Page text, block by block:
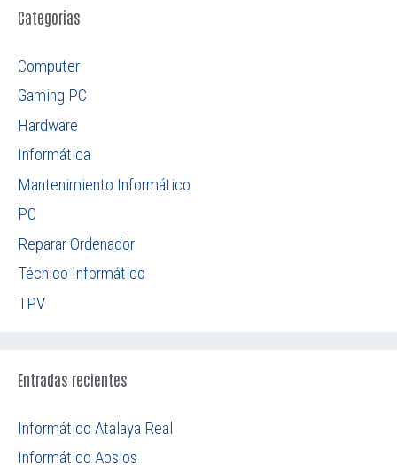
Categorías
Computer
Gaming PC
Hardware
Informática
Mantenimiento Informático
PC
Reparar Ordenador
Técnico Informático
TPV
Entradas recientes
Informático Atalaya Real
Informático Aoslos